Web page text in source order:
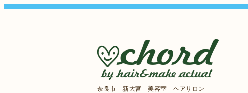
奈良市 新大宮 美容室 ヘアサロン